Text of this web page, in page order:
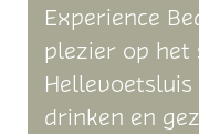
Experience
plezier op
drinken en